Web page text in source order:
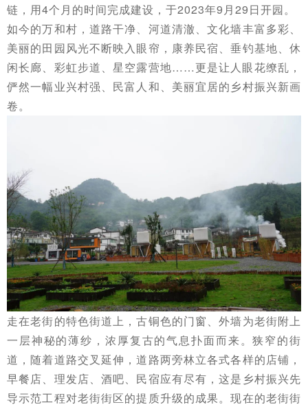
链，用4个月的时间完成建设，于2023年9月29日开园。
如今的万和村，道路干净、河道清澈、文化墙丰富多彩、
美丽的田园风光不断映入眼帘，康养民宿、垂钓基地、休
闲长廊、彩虹步道、星空露营地……更是让人眼花缭乱，
俨然一幅业兴村强、民富人和、美丽宜居的乡村振兴新画
卷。
走在老街的特色街道上，古铜色的门窗、外墙为老街附上
一层神秘的薄纱，浓厚复古的气息扑面而来。狭窄的街
道，随着道路交叉延伸，道路两旁林立各式各样的店铺，
早餐店、理发店、酒吧、民宿应有尽有，这是乡村振兴先
导示范工程对老街街区的提质升级的成果。现在的老街街